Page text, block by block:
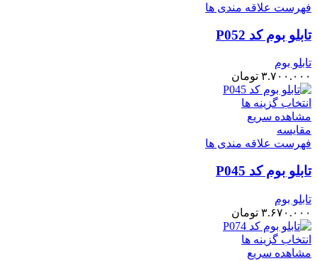
فهرست علاقه مندی ها
تابلو بوم کد P052
تابلو بوم
۳.۷۰۰.۰۰۰ تومان
انتخاب گزینه ها
مشاهده سریع
مقایسه
فهرست علاقه مندی ها
تابلو بوم کد P045
تابلو بوم
۳.۶۷۰.۰۰۰ تومان
انتخاب گزینه ها
مشاهده سریع